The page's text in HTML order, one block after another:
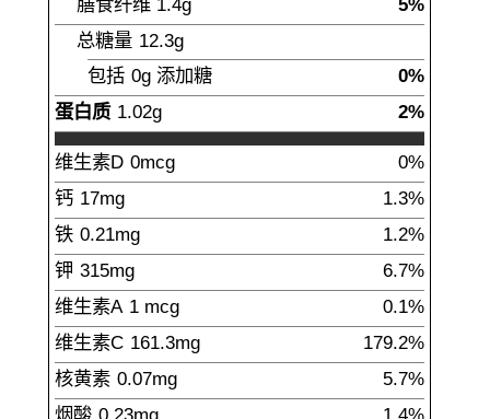
膳食纤维 1.4g
5%
总糖量 12.3g
包括 0g 添加糖
0%
蛋白质 1.02g 2%
维生素D 0mcg
0%
钙 17mg
1.3%
铁 0.21mg
1.2%
钾 315mg
6.7%
维生素A 1 mcg
0.1%
维生素C 161.3mg
179.2%
核黄素 0.07mg
5.7%
烟酸 0.23mg 1.4%